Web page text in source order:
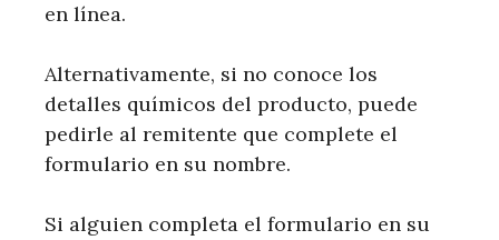
en línea.
Alternativamente, si no conoce los
detalles químicos del producto, puede
pedirle al remitente que complete el
formulario en su nombre.
Si alguien completa el formulario en su